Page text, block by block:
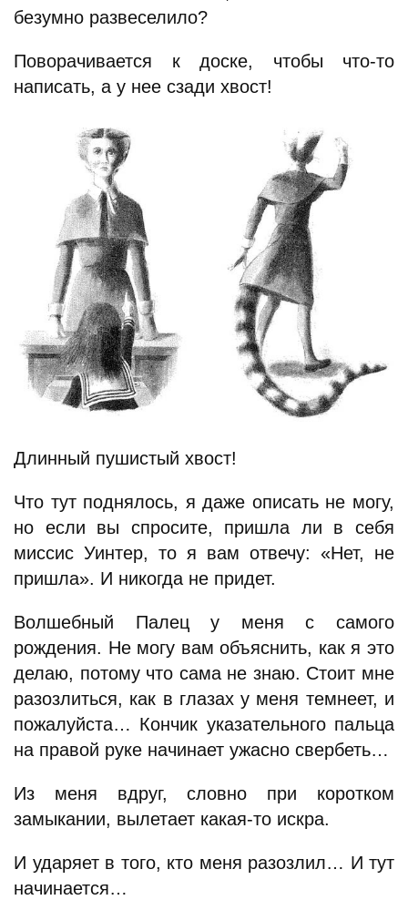
безумно развеселило?
Поворачивается к доске, чтобы что-то
написать, а у нее сзади хвост!
Длинный пушистый хвост!
Что тут поднялось, я даже описать не могу,
но если вы спросите, пришла ли в себя
миссис Уинтер, то я вам отвечу: «Нет, не
пришла». И никогда не придет.
Волшебный Палец у меня с самого
рождения. Не могу вам объяснить, как я это
делаю, потому что сама не знаю. Стоит мне
разозлиться, как в глазах у меня темнеет, и
пожалуйста… Кончик указательного пальца
на правой руке начинает ужасно свербеть…
Из меня вдруг, словно при коротком
замыкании, вылетает какая-то искра.
И ударяет в того, кто меня разозлил… И тут
начинается…